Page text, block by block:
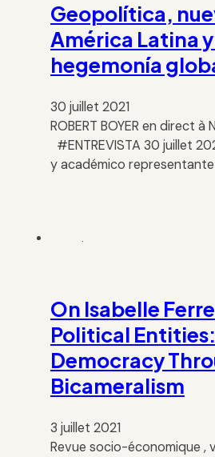
Geopolítica,
América Latina
hegemonía
30 juillet 2021
ROBERT BOYER en direct à
#ENTREVISTA 30 juillet
y académico
On Isabelle
Political
Democracy
Bicameralism
3 juillet 2021
Revue socio-économique ,